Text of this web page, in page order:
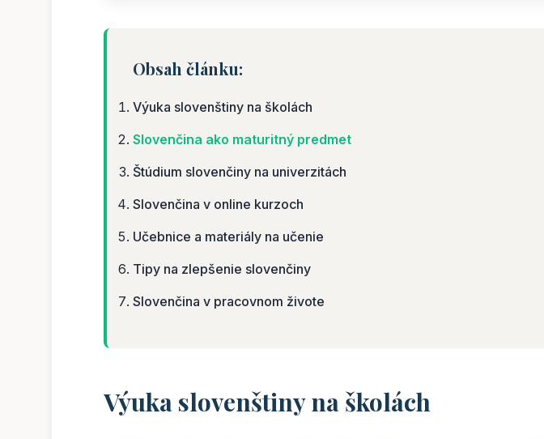
Obsah článku:
Výuka slovenštiny na školách
Slovenčina ako maturitný predmet
Štúdium slovenčiny na univerzitách
Slovenčina v online kurzoch
Učebnice a materiály na učenie
Tipy na zlepšenie slovenčiny
Slovenčina v pracovnom živote
Výuka slovenštiny na školách